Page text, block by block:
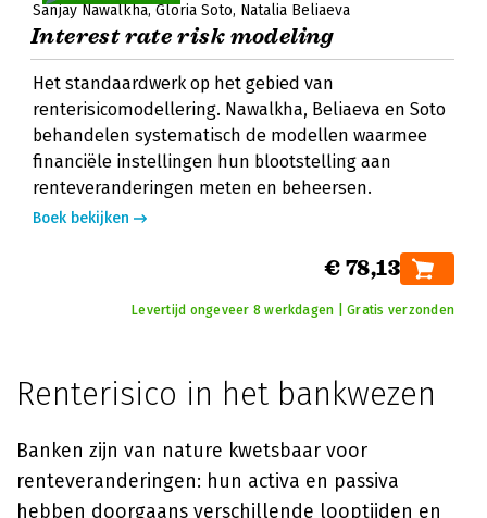
Sanjay Nawalkha Gloria Soto Natalia Beliaeva
Interest rate risk modeling
Het standaardwerk op het gebied van
renterisicomodellering. Nawalkha, Beliaeva en Soto
behandelen systematisch de modellen waarmee
financiële instellingen hun blootstelling aan
renteveranderingen meten en beheersen.
Boek bekijken
€ 78,13
Levertijd ongeveer 8 werkdagen | Gratis verzonden
Renterisico in het bankwezen
Banken zijn van nature kwetsbaar voor
renteveranderingen: hun activa en passiva
hebben doorgaans verschillende looptijden en